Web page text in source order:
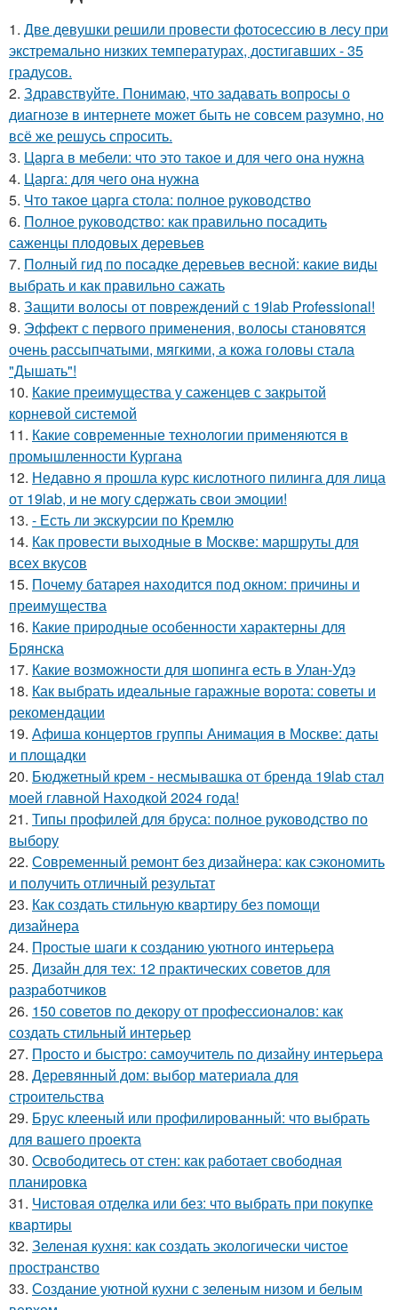
1. Две девушки решили провести фотосессию в лесу при
экстремально низких температурах, достигавших - 35
градусов.
2. Здравствуйте. Понимаю, что задавать вопросы о
диагнозе в интернете может быть не совсем разумно, но
всё же решусь спросить.
3. Царга в мебели: что это такое и для чего она нужна
4. Царга: для чего она нужна
5. Что такое царга стола: полное руководство
6. Полное руководство: как правильно посадить
саженцы плодовых деревьев
7. Полный гид по посадке деревьев весной: какие виды
выбрать и как правильно сажать
8. Защити волосы от повреждений с 19lab Professional!
9. Эффект с первого применения, волосы становятся
очень рассыпчатыми, мягкими, а кожа головы стала
"Дышать"!
10. Какие преимущества у саженцев с закрытой
корневой системой
11. Какие современные технологии применяются в
промышленности Кургана
12. Недавно я прошла курс кислотного пилинга для лица
от 19lab, и не могу сдержать свои эмоции!
13. - Есть ли экскурсии по Кремлю
14. Как провести выходные в Москве: маршруты для
всех вкусов
15. Почему батарея находится под окном: причины и
преимущества
16. Какие природные особенности характерны для
Брянска
17. Какие возможности для шопинга есть в Улан-Удэ
18. Как выбрать идеальные гаражные ворота: советы и
рекомендации
19. Афиша концертов группы Анимация в Москве: даты
и площадки
20. Бюджетный крем - несмывашка от бренда 19lab стал
моей главной Находкой 2024 года!
21. Типы профилей для бруса: полное руководство по
выбору
22. Современный ремонт без дизайнера: как сэкономить
и получить отличный результат
23. Как создать стильную квартиру без помощи
дизайнера
24. Простые шаги к созданию уютного интерьера
25. Дизайн для тех: 12 практических советов для
разработчиков
26. 150 советов по декору от профессионалов: как
создать стильный интерьер
27. Просто и быстро: самоучитель по дизайну интерьера
28. Деревянный дом: выбор материала для
строительства
29. Брус клееный или профилированный: что выбрать
для вашего проекта
30. Освободитесь от стен: как работает свободная
планировка
31. Чистовая отделка или без: что выбрать при покупке
квартиры
32. Зеленая кухня: как создать экологически чистое
пространство
33. Создание уютной кухни с зеленым низом и белым